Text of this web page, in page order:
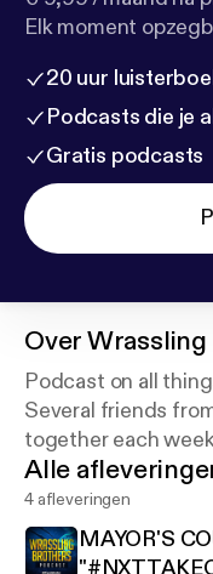
Elk moment
20 uur
Podcasts die je
Gratis podcasts
Over
Podcast on all
Several friends
together each
in general.
Follow us on twitter
Alle
4 afleveringen
MAYOR'S